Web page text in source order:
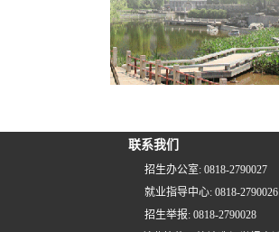
联系我们
招生办公室: 0818-2790027
就业指导中心: 0818-2790026
招生举报: 0818-2790028